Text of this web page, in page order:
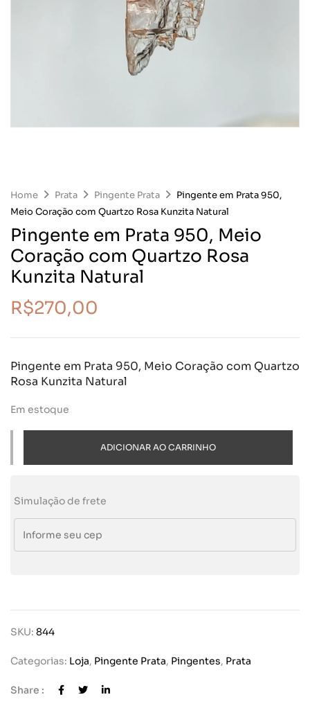
Home Prata Pingente Prata
Pingente em Prata 950,
Meio Coração com Quartzo Rosa Kunzita Natural
Pingente em Prata 950, Meio
Coração com Quartzo Rosa
Kunzita Natural
R$270,00
Pingente em Prata 950, Meio Coração com Quartzo
Rosa Kunzita Natural
Em estoque
ADICIONAR AO CARRINHO
Simulação de frete
SKU: 844
Categorias: Loja, Pingente Prata, Pingentes, Prata
Share :